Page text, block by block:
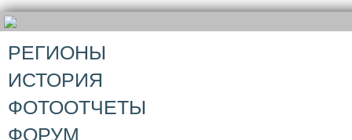
РЕГИОНЫ
ИСТОРИЯ
ФОТООТЧЕТЫ
ФОРУМ